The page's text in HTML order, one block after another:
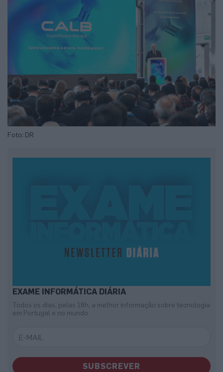
Foto: DR
EXAME INFORMÁTICA DIÁRIA
Todos os dias, pelas 18h, a melhor informação sobre tecnologia
em Portugal e no mundo
SUBSCREVER